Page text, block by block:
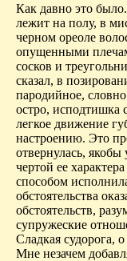
Как давно это
лежит на полу, в
черном ореоле
опущенными
сосков и
сказал, в
пародийное,
остро, исподтишка
легкое движение
настроению. Это
отвернулась, якобы
чертой ее
способом
обстоятельства
обстоятельств,
супруже­ские
Сладкая судорога,
Мне незачем